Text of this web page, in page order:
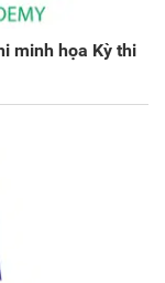
minh họa Kỳ thi